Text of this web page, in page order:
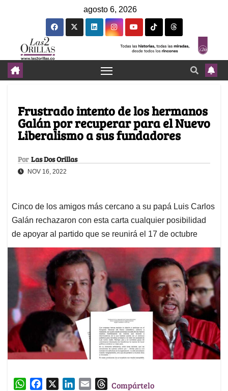
agosto 6, 2026
Frustrado intento de los hermanos
Galán por recuperar para el Nuevo
Liberalismo a sus fundadores
Por Las Dos Orillas
NOV 16, 2022
Cinco de los amigos más cercano a su papá Luis Carlos
Galán rechazaron con esta carta cualquier posibilidad
de apoyar al partido que se reunirá el 17 de octubre
W
TCompártelo